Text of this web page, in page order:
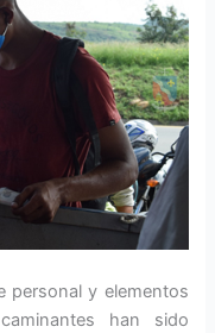
personal y elementos
han sido